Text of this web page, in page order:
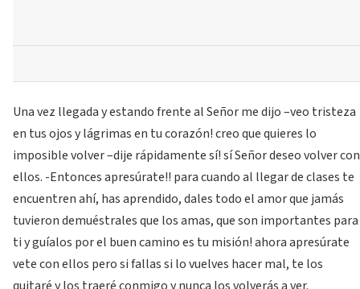
Una vez llegada y estando frente al Señor me dijo –veo tristeza
en tus ojos y lágrimas en tu corazón! creo que quieres lo
imposible volver –dije rápidamente sí! sí Señor deseo volver con
ellos. -Entonces apresúrate!! para cuando al llegar de clases te
encuentren ahí, has aprendido, dales todo el amor que jamás
tuvieron demuéstrales que los amas, que son importantes para
ti y guíalos por el buen camino es tu misión! ahora apresúrate
vete con ellos pero si fallas si lo vuelves hacer mal, te los